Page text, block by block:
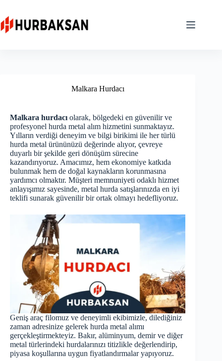
content
Malkara Hurdacı
Malkara hurdacı olarak, bölgedeki en güvenilir ve
profesyonel hurda metal alım hizmetini sunmaktayız.
Yılların verdiği deneyim ve bilgi birikimi ile her türlü
hurda metal ürününüzü değerinde alıyor, çevreye
duyarlı bir şekilde geri dönüşüm sürecine
kazandırıyoruz. Amacımız, hem ekonomiye katkıda
bulunmak hem de doğal kaynakların korunmasına
yardımcı olmaktır. Müşteri memnuniyeti odaklı hizmet
anlayışımız sayesinde, metal hurda satışlarınızda en iyi
teklifi sunarak güvenilir bir ortak olmayı hedefliyoruz.
Geniş araç filomuz ve deneyimli ekibimizle, dilediğiniz
zaman adresinize gelerek hurda metal alımı
gerçekleştirmekteyiz. Bakır, alüminyum, demir ve diğer
metal türlerindeki hurdalarınızı titizlikle değerlendirip,
piyasa koşullarına uygun fiyatlandırmalar yapıyoruz.